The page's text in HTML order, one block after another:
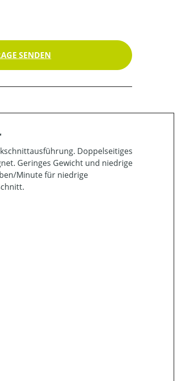
SENDEN
Doppelseitiges
Geringes Gewicht und niedrige
Minute für niedrige